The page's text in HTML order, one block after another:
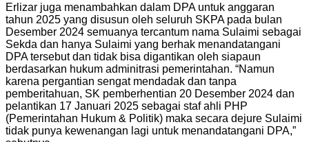
Erlizar juga menambahkan dalam DPA untuk anggaran
tahun 2025 yang disusun oleh seluruh SKPA pada bulan
Desember 2024 semuanya tercantum nama Sulaimi sebagai
Sekda dan hanya Sulaimi yang berhak menandatangani
DPA tersebut dan tidak bisa digantikan oleh siapaun
berdasarkan hukum adminitrasi pemerintahan. “Namun
karena pergantian sengat mendadak dan tanpa
pemberitahuan, SK pemberhentian 20 Desember 2024 dan
pelantikan 17 Januari 2025 sebagai staf ahli PHP
(Pemerintahan Hukum & Politik) maka secara dejure Sulaimi
tidak punya kewenangan lagi untuk menandatangani DPA,”